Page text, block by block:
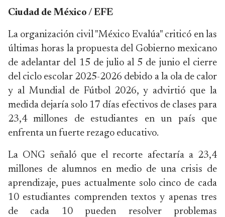
Ciudad de México / EFE
La organización civil "México Evalúa" criticó en las
últimas horas la propuesta del Gobierno mexicano
de adelantar del 15 de julio al 5 de junio el cierre
del ciclo escolar 2025-2026 debido a la ola de calor
y al Mundial de Fútbol 2026, y advirtió que la
medida dejaría solo 17 días efectivos de clases para
23,4 millones de estudiantes en un país que
enfrenta un fuerte rezago educativo.
La ONG señaló que el recorte afectaría a 23,4
millones de alumnos en medio de una crisis de
aprendizaje, pues actualmente solo cinco de cada
10 estudiantes comprenden textos y apenas tres
de cada 10 pueden resolver problemas